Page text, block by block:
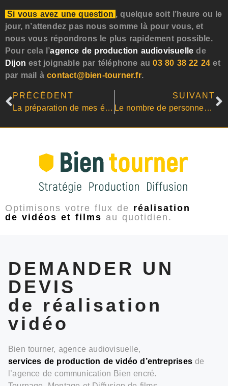
Si vous avez une question , quelque soit l’heure ou le
jour, n’attendez pas nous somme là pour vous, et
nous vous répondrons le plus rapidement possible.
Pour cela l’agence de production audiovisuelle de
Dijon est joignable par téléphone au03 80 38 22 24 et
par mail àcontact@bien-tourner.fr.
PRÉCÉDENT
La préparation de mes éléments pour l’enregistrement vidéo
SUIVANT
Le nombre de personnes, accueil et accès
Optimisons votre flux de réalisation
de vidéos et films au quotidien.
DEMANDER UN
DEVIS
de réalisation
vidéo
Bien tourner, agence audiovisuelle,
services de production de vidéo d’entreprises de
l’agence de communication Bien encré.